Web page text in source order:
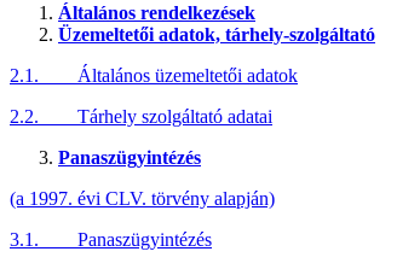
Általános rendelkezések
Üzemeltetői adatok, tárhely-szolgáltató
2.1. Általános üzemeltetői adatok
2.2. Tárhely szolgáltató adatai
Panaszügyintézés
(a 1997. évi CLV. törvény alapján)
3.1. Panaszügyintézés